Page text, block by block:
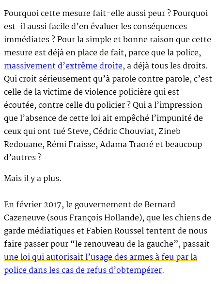
Pourquoi cette mesure fait-elle aussi peur ? Pourquoi
est-il aussi facile d’en évaluer les conséquences
immédiates ? Pour la simple et bonne raison que cette
mesure est déjà en place de fait, parce que la police,
massivement d’extrême droite, a déjà tous les droits.
Qui croit sérieusement qu’à parole contre parole, c’est
celle de la victime de violence policière qui est
écoutée, contre celle du policier ? Qui a l’impression
que l’absence de cette loi ait empêché l’impunité de
ceux qui ont tué Steve, Cédric Chouviat, Zineb
Redouane, Rémi Fraisse, Adama Traoré et beaucoup
d’autres ?
Mais il y a plus.
En février 2017, le gouvernement de Bernard
Cazeneuve (sous François Hollande), que les chiens de
garde médiatiques et Fabien Roussel tentent de nous
faire passer pour “le renouveau de la gauche”, passait
une loi qui autorisait l’usage des armes à feu par la
police dans les cas de refus d’obtempérer.